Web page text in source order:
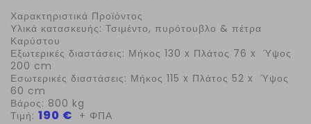
Χαρακτηριστικά Προϊόντος
Υλικά κατασκευής: Τσιμέντο, πυρότουβλο & πέτρα
Καρύστου
Εξωτερικές διαστάσεις: Μήκος 130 x Πλάτος 76 x Ύψος
200 cm
Εσωτερικές διαστάσεις: Μήκος 115 x Πλάτος 52 x Ύψος
60 cm
Βάρος: 800 kg
Τιμή: 190 € + ΦΠΑ